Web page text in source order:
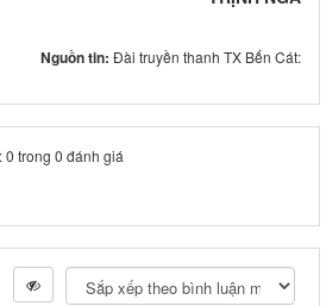
Nguồn tin: Đài truyền thanh TX Bến Cát:
0 trong 0 đánh giá